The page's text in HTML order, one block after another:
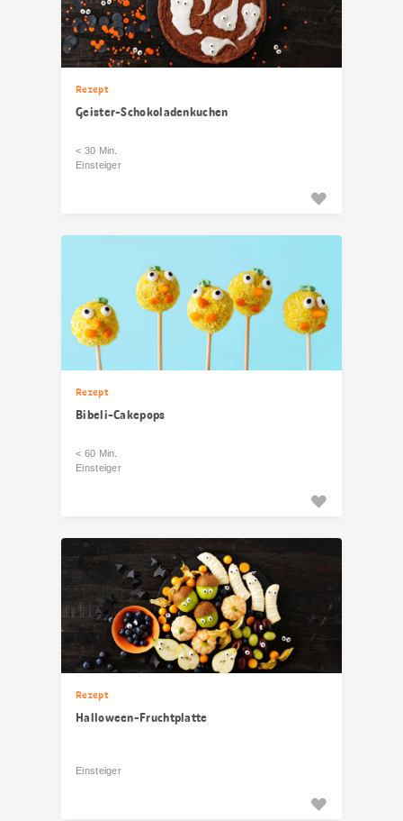
Rezept
Geister-Schokoladenkuchen
< 30 Min.
Einsteiger
Rezept
Bibeli-Cakepops
< 60 Min.
Einsteiger
Rezept
Halloween-Fruchtplatte
Einsteiger